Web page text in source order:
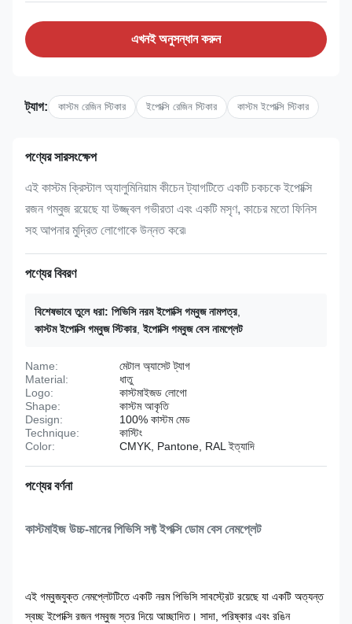
এখনই অনুসন্ধান করুন
ট্যাগ: কাস্টম রেজিন স্টিকার ইপোক্সি রেজিন স্টিকার কাস্টম ইপোক্সি স্টিকার
পণ্যের সারসংক্ষেপ
এই কাস্টম ক্রিস্টাল অ্যালুমিনিয়াম কীচেন ট্যাগটিতে একটি চকচকে ইপোক্সি
রজন গম্বুজ রয়েছে যা উজ্জ্বল গভীরতা এবং একটি মসৃণ, কাচের মতো ফিনিস
সহ আপনার মুদ্রিত লোগোকে উন্নত করে৷
পণ্যের বিবরণ
বিশেষভাবে তুলে ধরা: পিভিসি নরম ইপোক্সি গম্বুজ নামপত্র
কাস্টম ইপোক্সি গম্বুজ স্টিকার ,ইপোক্সি গম্বুজ বেস নামপ্লেট
Name:
মেটাল অ্যাসেট ট্যাগ
Material:
ধাতু
Logo:
কাস্টমাইজড লোগো
Shape:
কাস্টম আকৃতি
Design:
100% কাস্টম মেড
Technique:
কাস্টিং
Color:
CMYK, Pantone, RAL ইত্যাদি
পণ্যের বর্ণনা
কাস্টমাইজ উচ্চ-মানের পিভিসি সফ্ট ইপক্সি ডোম বেস নেমপ্লেট
এই গম্বুজযুক্ত নেমপ্লেটটিতে একটি নরম পিভিসি সাবস্ট্রেট রয়েছে যা একটি অত্যন্ত
স্বচ্ছ ইপোক্সি রজন গম্বুজ স্তর দিয়ে আচ্ছাদিত। সাদা, পরিষ্কার এবং রঙিন